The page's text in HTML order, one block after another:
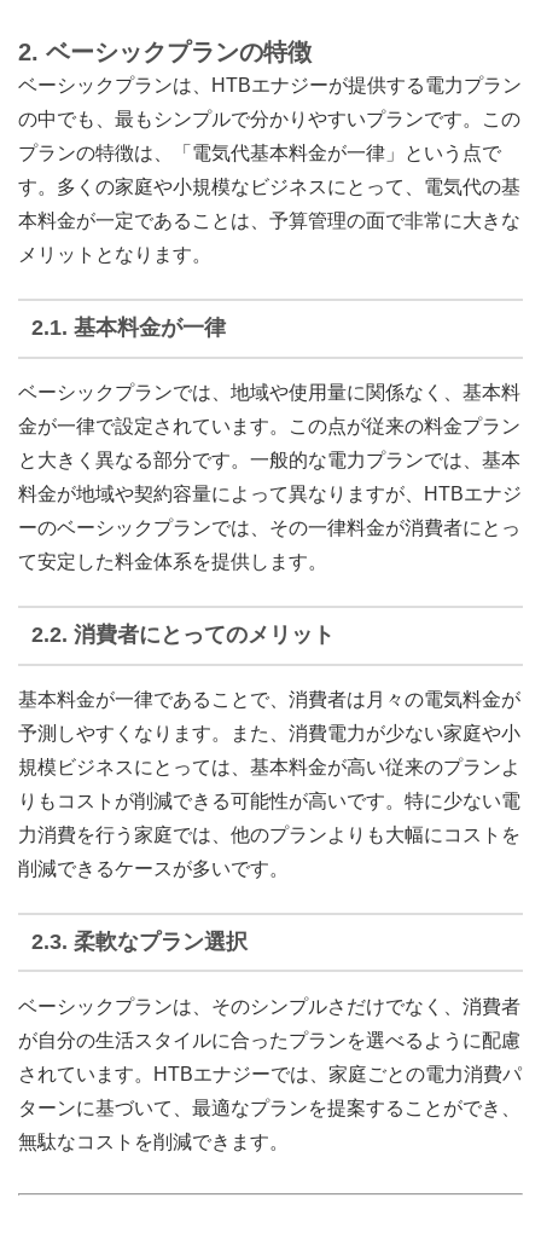
2. ベーシックプランの特徴
ベーシックプランは、HTBエナジーが提供する電力プラン
の中でも、最もシンプルで分かりやすいプランです。この
プランの特徴は、「電気代基本料金が一律」という点で
す。多くの家庭や小規模なビジネスにとって、電気代の基
本料金が一定であることは、予算管理の面で非常に大きな
メリットとなります。
2.1. 基本料金が一律
ベーシックプランでは、地域や使用量に関係なく、基本料
金が一律で設定されています。この点が従来の料金プラン
と大きく異なる部分です。一般的な電力プランでは、基本
料金が地域や契約容量によって異なりますが、HTBエナジ
ーのベーシックプランでは、その一律料金が消費者にとっ
て安定した料金体系を提供します。
2.2. 消費者にとってのメリット
基本料金が一律であることで、消費者は月々の電気料金が
予測しやすくなります。また、消費電力が少ない家庭や小
規模ビジネスにとっては、基本料金が高い従来のプランよ
りもコストが削減できる可能性が高いです。特に少ない電
力消費を行う家庭では、他のプランよりも大幅にコストを
削減できるケースが多いです。
2.3. 柔軟なプラン選択
ベーシックプランは、そのシンプルさだけでなく、消費者
が自分の生活スタイルに合ったプランを選べるように配慮
されています。HTBエナジーでは、家庭ごとの電力消費パ
ターンに基づいて、最適なプランを提案することができ、
無駄なコストを削減できます。